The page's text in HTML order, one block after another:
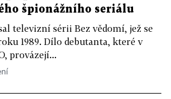
špionážního seriálu
televizní sérii Bez vědomí, jež se
1989. Dílo debutanta, které v
provázejí...